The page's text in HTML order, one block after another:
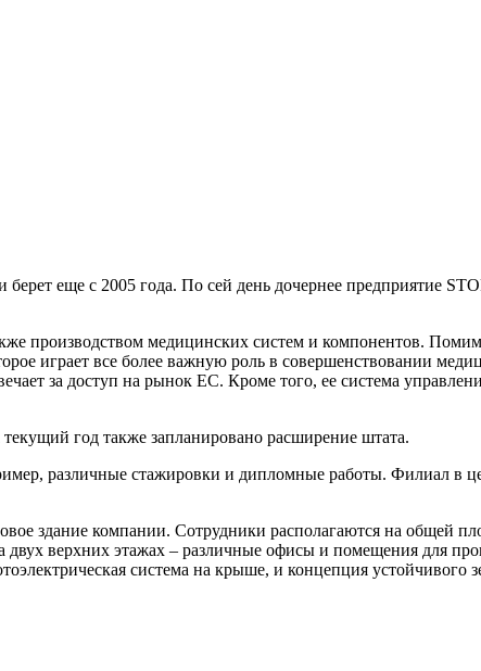
еще с 2005 года. По сей день дочернее предприятие
производством медицинских систем и компонентов.
играет все более важную роль в совершенствовании
за доступ на рынок ЕС. Кроме того, ее система
год также запланировано расширение штата.
различные стажировки и дипломные работы. Филиал в
здание компании. Сотрудники располагаются на общей
верхних этажах – различные офисы и помещения для
система на крыше, и концепция устойчивого